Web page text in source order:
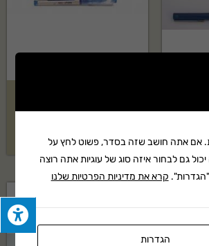
939
אם אתה חושב שזה בסדר, פשוט לחץ על
גם לבחור איזה סוג של עוגיות אתה רוצה
קרא את מדיניות הפרטיות שלנו
הגדרות